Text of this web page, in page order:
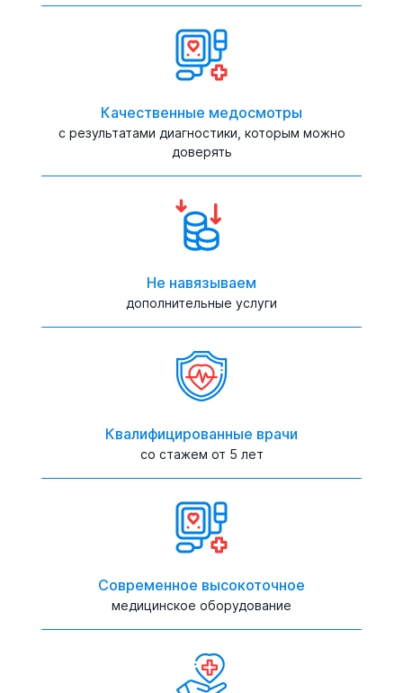
Качественные медосмотры
с результатами диагностики, которым можно
доверять
Не навязываем
дополнительные услуги
Квалифицированные врачи
со стажем от 5 лет
Современное высокоточное
медицинское оборудование